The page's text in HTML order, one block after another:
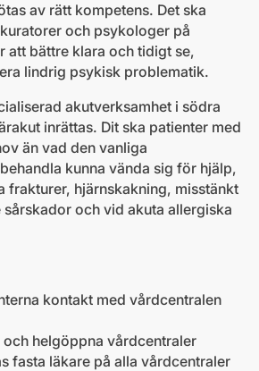
av rätt kompetens. Det ska
och psykologer på
att bättre klara och tidigt se,
lindrig psykisk problematik.
akutverksamhet i södra
inrättas. Dit ska patienter med
än vad den vanliga
kunna vända sig för hjälp,
frakturer, hjärnskakning, misstänkt
och vid akuta allergiska
kontakt med vårdcentralen
och helgöppna vårdcentraler
fasta läkare på alla vårdcentraler